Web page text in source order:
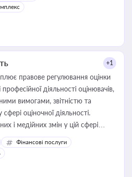
+1
правове регулювання оцінки
діяльності оцінювачів,
вимогами, звітністю та
оціночної діяльності.
і медійних змін у цій сфері
керівника, юриста або
приватизації, оренди
угод і перевірки
діяльності
Фінансові послуги